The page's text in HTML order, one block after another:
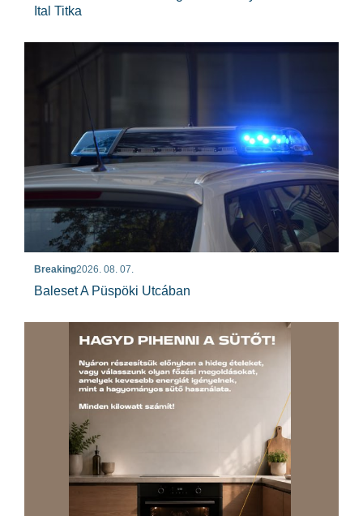
Ital Titka
Breaking2026. 08. 07.
Baleset A Püspöki Utcában